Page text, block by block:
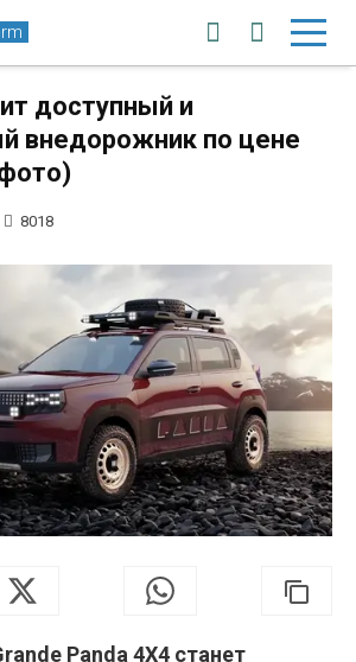
доступный и
внедорожник по цене
8018
Panda 4X4 станет